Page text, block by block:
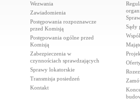
Wezwania
Zawiadomienia
Postępowania rozpoznawcze
przed Komisją
Postępowania ogólne przed
Komisją
Zabezpieczenia w
czynnościach sprawdzających
Sprawy lokatorskie
Transmisja posiedzeń
Kontakt
Sądy